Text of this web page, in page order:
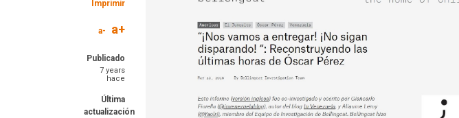
Imprimir
a- a+
Publicado
7 years
hace
Última
actualización